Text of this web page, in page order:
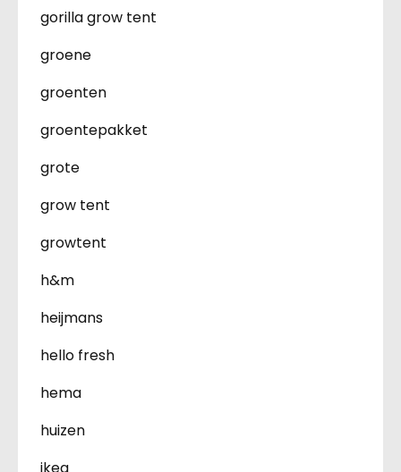
gorilla grow tent
groene
groenten
groentepakket
grote
grow tent
growtent
h&m
heijmans
hello fresh
hema
huizen